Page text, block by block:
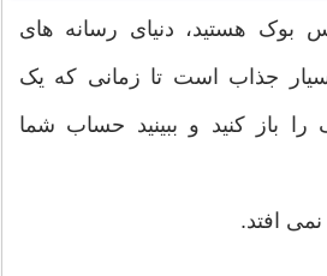
بوک هستید، دنیای رسانه های
جذاب است تا زمانی که یک
باز کنید و ببینید حساب شما
نمی افتد.